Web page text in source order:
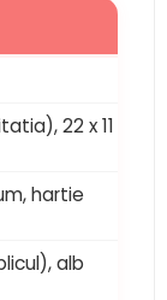
22 x 11
hartie
alb